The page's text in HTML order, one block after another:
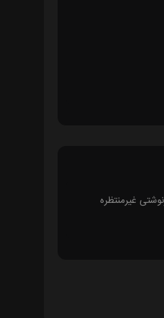
غیرمنتظره